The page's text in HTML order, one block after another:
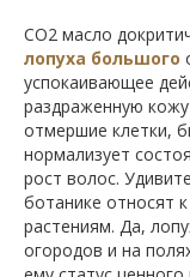
СО2 масло
лопуха большого
успокаивающее
раздраженную
отмершие клетки,
нормализует
рост волос.
ботанике относят
растениям. Да,
огородов и на